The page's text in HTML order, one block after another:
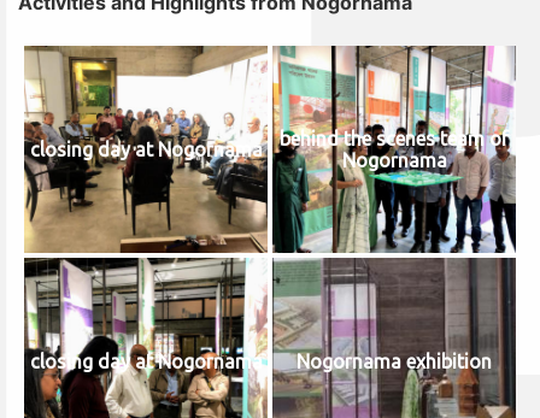
closing day at Nogornama
behind the scenes team of
Nogornama
closing day at Nogornama Nogornama exhibition